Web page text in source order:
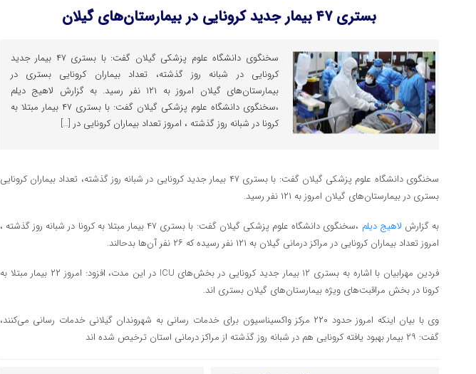
بستری ۴۷ بیمار جدید کرونایی در بیمارستان‌های گیلان
سخنگوی دانشگاه علوم پزشکی گیلان گفت: با بستری ۴۷ بیمار جدید
کرونایی در شبانه روز گذشته، تعداد بیماران کرونایی بستری در
بیمارستان‌های گیلان امروز به ۱۲۱ نفر رسید. به گزارش لاهیج دیلم
،سخنگوی دانشگاه علوم پزشکی گیلان گفت: با بستری ۴۷ بیمار مبتلا به
کرونا در شبانه روز گذشته ، امروز تعداد بیماران کرونایی در […]
سخنگوی دانشگاه علوم پزشکی گیلان گفت: با بستری ۴۷ بیمار جدید کرونایی در شبانه روز گذشته، تعداد بیماران کرونایی
بستری در بیمارستان‌های گیلان امروز به ۱۲۱ نفر رسید.
به گزارش لاهیج دیلم
،سخنگوی دانشگاه علوم پزشکی گیلان گفت: با بستری ۴۷ بیمار مبتلا به کرونا در شبانه روز گذشته ،
امروز تعداد بیماران کرونایی در مراکز درمانی گیلان به ۱۲۱ نفر رسیده که ۲۶ نفر آن‌ها بدحالند.
فردین مهرابیان با اشاره به بستری ۱۲ بیمار جدید کرونایی در بخش‌های ICU در این مدت، افزود: امروز ۲۲ بیمار مبتلا به
کرونا در بخش مراقبت‌های ویژه بیمارستان‌های گیلان بستری اند.
وی با بیان اینکه امروز حدود ۲۲۰ مرکز واکسیناسیون برای خدمات رسانی به شهروندان گیلانی خدمات رسانی می‌کنند،
گفت: ۲۹ بیمار بهبود یافته کرونایی هم در شبانه روز گذشته از مراکز درمانی استان ترخیص شده اند